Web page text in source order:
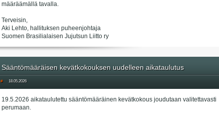
määräämällä tavalla.
Terveisin,
Aki Lehto, hallituksen puheenjohtaja
Suomen Brasilialaisen Jujutsun Liitto ry
Sääntömääräisen kevätkokouksen uudelleen aikataulutus
# 18.05.2026
19.5.2026 aikataulutettu sääntömääräinen kevätkokous joudutaan valitettavasti
perumaan.